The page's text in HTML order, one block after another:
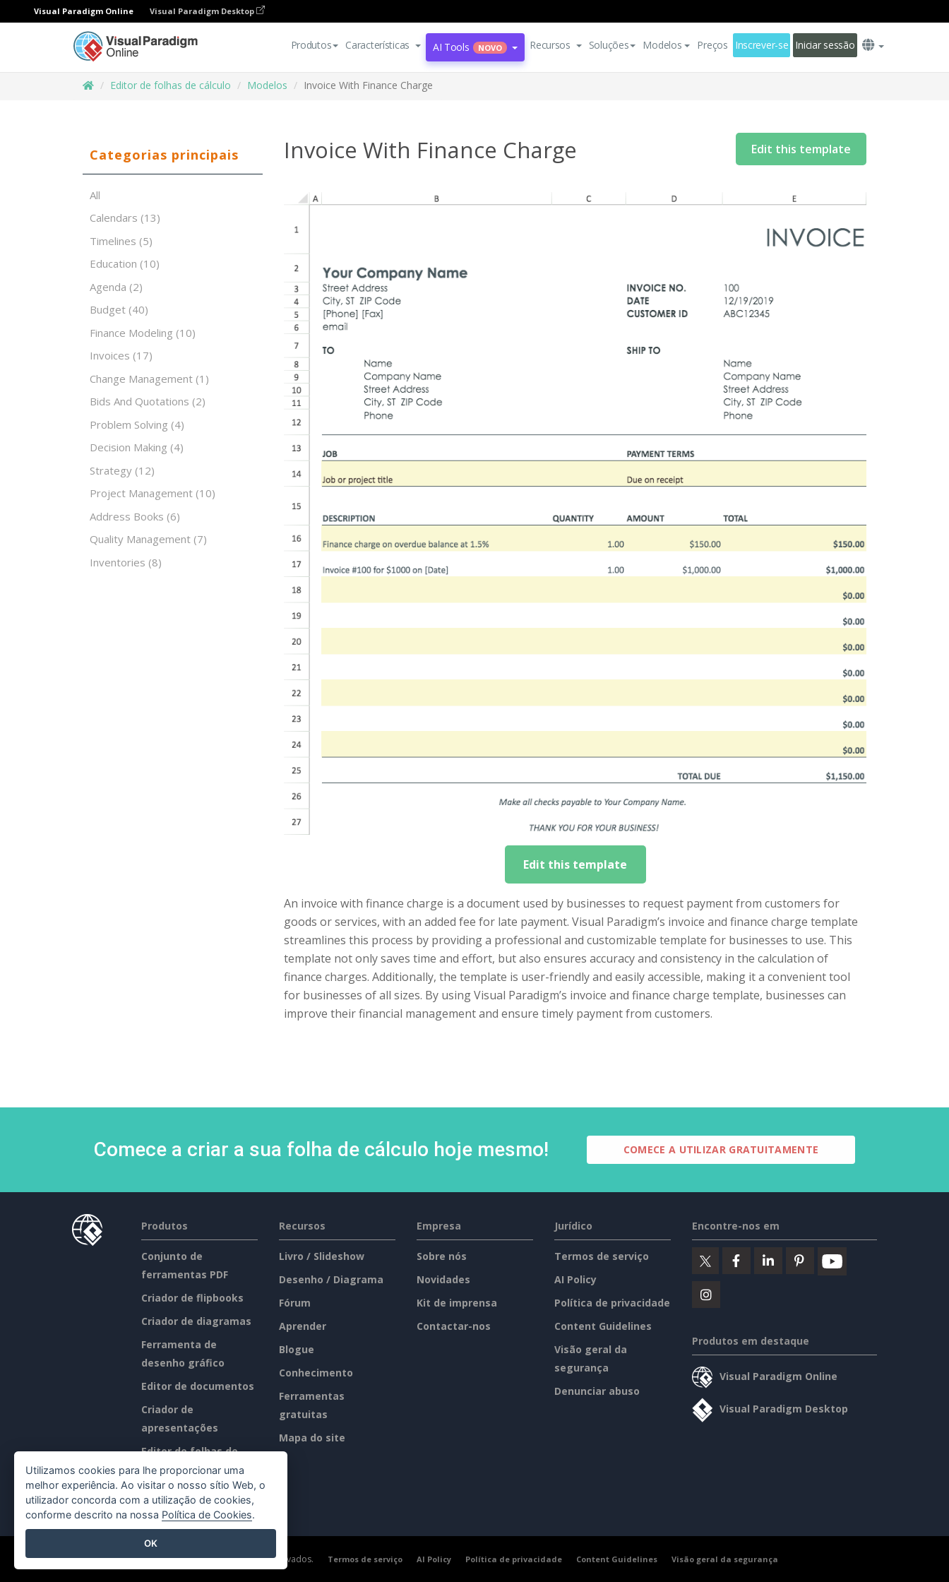
Visual Paradigm Online Visual Paradigm Desktop
Produtos Características AI Tools NOVO Recursos Soluções Modelos Preços Inscrever-se Iniciar sessão
Editor de folhas de cálculo Modelos Invoice With Finance Charge
Categorias principais
All
Calendars (13)
Timelines (5)
Education (10)
Agenda (2)
Budget (40)
Finance Modeling (10)
Invoices (17)
Change Management (1)
Bids And Quotations (2)
Problem Solving (4)
Decision Making (4)
Strategy (12)
Project Management (10)
Address Books (6)
Quality Management (7)
Inventories (8)
Invoice With Finance Charge Edit this template
Edit this template
An invoice with finance charge is a document used by businesses to request payment from customers for
goods or services, with an added fee for late payment. Visual Paradigm’s invoice and finance charge template
streamlines this process by providing a professional and customizable template for businesses to use. This
template not only saves time and effort, but also ensures accuracy and consistency in the calculation of
finance charges. Additionally, the template is user-friendly and easily accessible, making it a convenient tool
for businesses of all sizes. By using Visual Paradigm’s invoice and finance charge template, businesses can
improve their financial management and ensure timely payment from customers.
Comece a criar a sua folha de cálculo hoje mesmo! COMECE A UTILIZAR GRATUITAMENTE
Produtos
Conjunto de
ferramentas PDF
Criador de flipbooks
Criador de diagramas
Ferramenta de
desenho gráfico
Editor de documentos
Criador de
apresentações
Editor de folhas de
cálculo
Preços
Recursos
Livro / Slideshow
Desenho / Diagrama
Fórum
Aprender
Blogue
Conhecimento
Ferramentas
gratuitas
Mapa do site
Empresa
Sobre nós
Novidades
Kit de imprensa
Contactar-nos
Jurídico
Termos de serviço
AI Policy
Política de privacidade
Content Guidelines
Visão geral da
segurança
Denunciar abuso
Encontre-nos em
Produtos em destaque
Visual Paradigm Online
Visual Paradigm Desktop
©2026 by Visual Paradigm. Todos os direitos reservados. Termos de serviço AI Policy Política de privacidade Content Guidelines Visão geral da segurança
Utilizamos cookies para lhe proporcionar uma
melhor experiência. Ao visitar o nosso sítio Web, o
utilizador concorda com a utilização de cookies,
conforme descrito na nossa Política de Cookies.
OK